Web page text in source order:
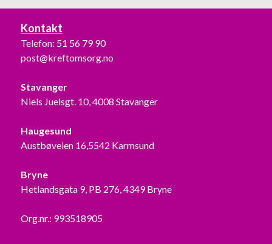
Kontakt
Telefon: 51 56 79 90
post@kreftomsorg.no
Stavanger
Niels Juelsgt. 10, 4008 Stavanger
Haugesund
Austbøveien 16,5542 Karmsund
Bryne
Hetlandsgata 9, PB 276, 4349 Bryne
Org.nr.: 993518905